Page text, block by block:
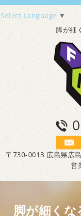
Select Language ▼
脚が細
〒730-0013 広島県広
営
脚が細くな